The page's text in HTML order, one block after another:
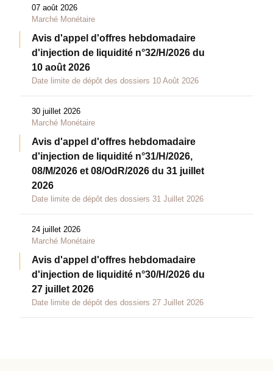
07 août 2026
Marché Monétaire
Avis d'appel d'offres hebdomadaire
d'injection de liquidité n°32/H/2026 du
10 août 2026
Date limite de dépôt des dossiers 10 Août 2026
30 juillet 2026
Marché Monétaire
Avis d'appel d'offres hebdomadaire
d'injection de liquidité n°31/H/2026,
08/M/2026 et 08/OdR/2026 du 31 juillet
2026
Date limite de dépôt des dossiers 31 Juillet 2026
24 juillet 2026
Marché Monétaire
Avis d'appel d'offres hebdomadaire
d'injection de liquidité n°30/H/2026 du
27 juillet 2026
Date limite de dépôt des dossiers 27 Juillet 2026